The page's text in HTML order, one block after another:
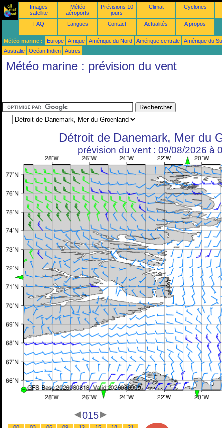
Images
satellite
Météo
aéroports
Prévisions 10
jours
Climat Cyclones
FAQ Langues Contact Actualités A propos
Météo marine : Europe Afrique Amérique du Nord Amérique centrale
Amérique du
Australie
Océan Indien Autres
Météo marine : prévision du vent
Détroit de Danemark, Mer du
prévision du vent : 09/08/2026 à
015